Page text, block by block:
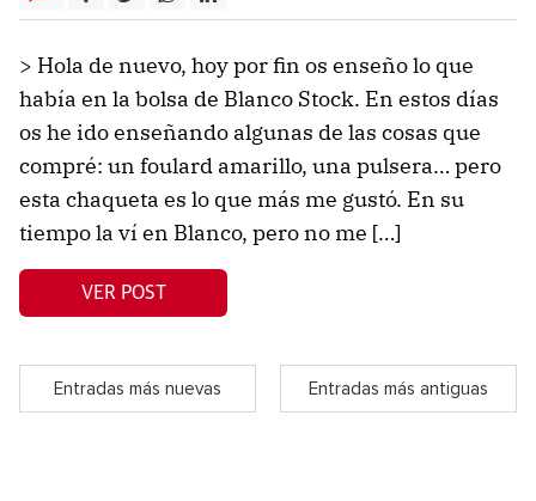
> Hola de nuevo, hoy por fin os enseño lo que
había en la bolsa de Blanco Stock. En estos días
os he ido enseñando algunas de las cosas que
compré: un foulard amarillo, una pulsera… pero
esta chaqueta es lo que más me gustó. En su
tiempo la ví en Blanco, pero no me […]
VER POST
Entradas más nuevas Entradas más antiguas